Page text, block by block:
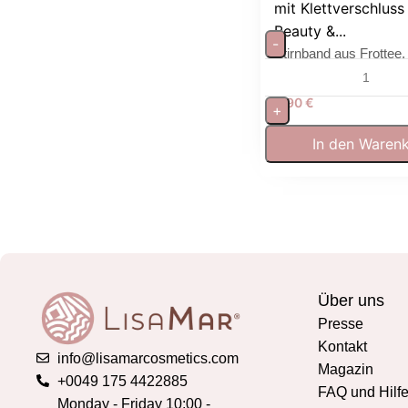
mit
Beauty &...
Stirnband aus
waschbar für
5,90€
-
+
In den
info@lisamarcosmetics.com
+0049 175 4422885
Monday - Friday 10:00 -
Über uns
Presse
Kontakt
Magazin
FAQ und Hilfe